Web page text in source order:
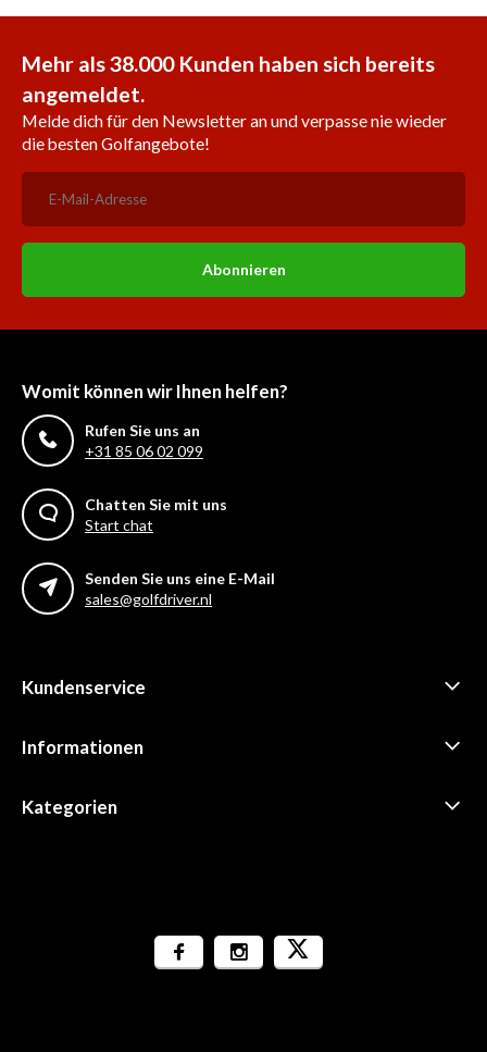
Mehr als 38.000 Kunden haben sich bereits
angemeldet.
Melde dich für den Newsletter an und verpasse nie wieder
die besten Golfangebote!
Abonnieren
Womit können wir Ihnen helfen?
Rufen Sie uns an
+31 85 06 02 099
Chatten Sie mit uns
Start chat
Senden Sie uns eine E-Mail
sales@golfdriver.nl
Kundenservice
Informationen
Kategorien